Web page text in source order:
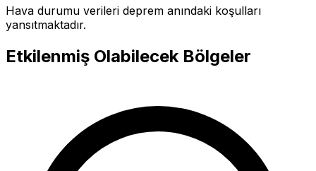
Hava durumu verileri deprem anındaki koşulları
yansıtmaktadır.
Etkilenmiş Olabilecek Bölgeler